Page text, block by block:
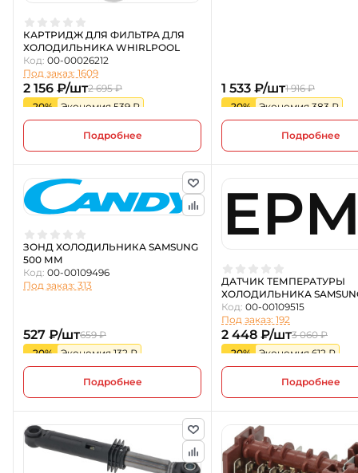
КАРТРИДЖ ДЛЯ ФИЛЬТРА ДЛЯ
ХОЛОДИЛЬНИКА WHIRLPOOL
Код: 00-00026212
Под заказ: 1609
2 156 ₽/шт2 695 ₽
-20%
Экономия 539 ₽
Подробнее
1 533 ₽/шт1 916 ₽
-20%
Экономия 383 ₽
Подробнее
ЗОНД ХОЛОДИЛЬНИКА SAMSUNG
500 ММ
Код: 00-00109496
Под заказ: 313
527 ₽/шт659 ₽
-20%
Экономия 132 ₽
Подробнее
ДАТЧИК ТЕМПЕРАТУРЫ
ХОЛОДИЛЬНИКА
Код: 00-00109515
Под заказ: 192
2 448 ₽/шт3 060 ₽
-20%
Экономия 612 ₽
Подробнее